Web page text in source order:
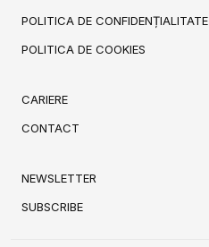
POLITICA DE CONFIDENȚIALITATE
POLITICA DE COOKIES
CARIERE
CONTACT
NEWSLETTER
SUBSCRIBE